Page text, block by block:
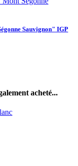
Sauvignon" IGP
acheté...